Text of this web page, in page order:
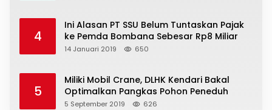
4
Ini Alasan PT SSU Belum Tuntaskan Pajak
ke Pemda Bombana Sebesar Rp8 Miliar
14 Januari 2019 650
5
Miliki Mobil Crane, DLHK Kendari Bakal
Optimalkan Pangkas Pohon Peneduh
5 September 2019 626